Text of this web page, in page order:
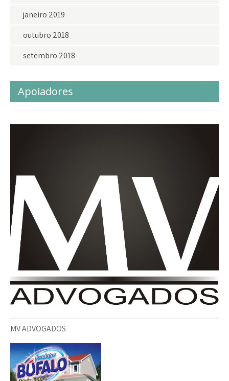
janeiro 2019
outubro 2018
setembro 2018
Apoiadores
MV ADVOGADOS